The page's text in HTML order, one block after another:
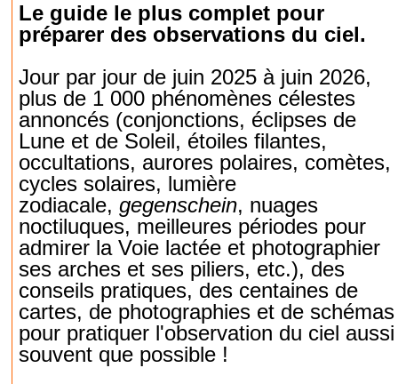
Le guide le plus complet pour
préparer des observations du ciel.
Jour par jour de juin 2025 à juin 2026,
plus de 1 000 phénomènes célestes
annoncés (conjonctions, éclipses de
Lune et de Soleil, étoiles filantes,
occultations, aurores polaires, comètes,
cycles solaires, lumière
zodiacale, gegenschein, nuages
noctiluques, meilleures périodes pour
admirer la Voie lactée et photographier
ses arches et ses piliers, etc.), des
conseils pratiques, des centaines de
cartes, de photographies et de schémas
pour pratiquer l'observation du ciel aussi
souvent que possible !